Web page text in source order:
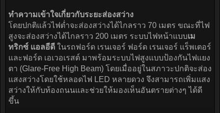
ทำความเข้าใจเกี่ยวกับระยะส่องสว่าง
โดยปกติแล้วไฟต่ำจะส่องสว่างได้ไกลราว 70 เมตร ขณะที่ไฟ
สูงจะส่องสว่างได้ไกลราว 200 เมตร ระบบไฟหน้าแบบเม
ทริกซ์ แอลอีดี ในรถฟอร์ด เรนเจอร์ ฟอร์ด เรนเจอร์ แร็พเตอร์
และฟอร์ด เอเวอเรสต์ มาพร้อมระบบไฟสูงแบบป้องกันไฟแยง
ตา (Glare-Free High Beam) โดยเมื่ออยู่ในสภาวะปกติจะส่อง
แสงสว่างโดยใช้หลอดไฟ LED หลายดวง จึงสามารถเพิ่มแสง
สว่างให้กับท้องถนนและช่วยให้มองเห็นอันตรายต่างๆ ได้ดี
ขึ้น